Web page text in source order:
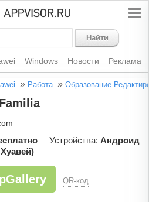
Найти
Windows Новости Реклама
» Работа » Образование
Устройства: Андроид
QR-код